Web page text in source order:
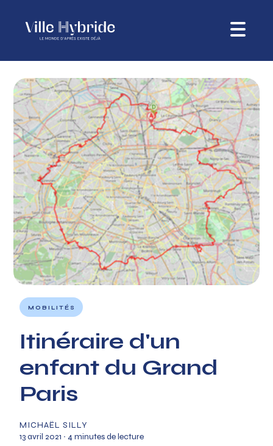
MOBILITÉS
Itinéraire d'un
enfant du Grand
Paris
MICHAËL SILLY
13 avril 2021 ∙ 4 minutes de lecture